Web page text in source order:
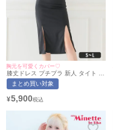
胸元を可愛くカバー♡
膝丈ドレス プチプラ 新人 タイト ス
リット オフショル セクシー ラウン
ジ 低身長 胸元隠し 同伴 バイカラー
ほ着用/S~Lサイズ対応) |
まとめ買い対象
¥5,900